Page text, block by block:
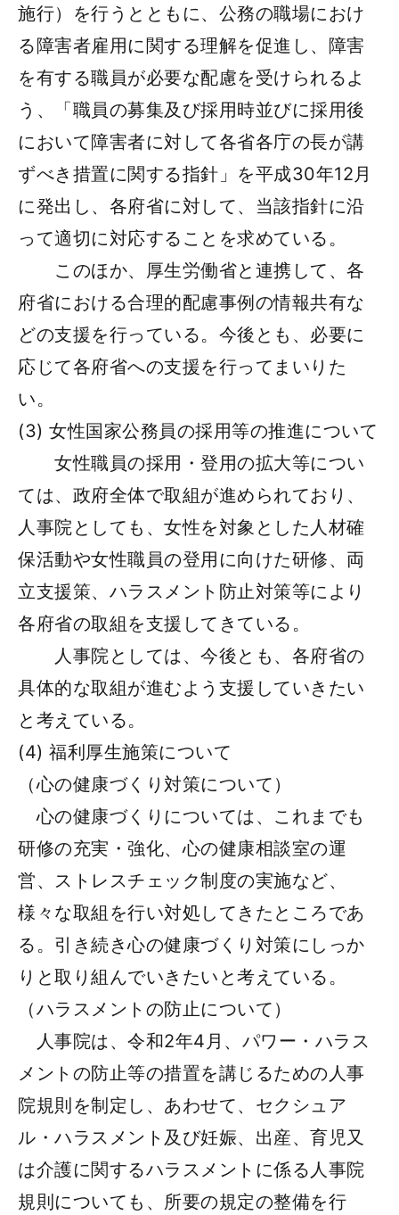
施行）を行うとともに、公務の職場におけ
る障害者雇用に関する理解を促進し、障害
を有する職員が必要な配慮を受けられるよ
う、「職員の募集及び採用時並びに採用後
において障害者に対して各省各庁の長が講
ずべき措置に関する指針」を平成30年12月
に発出し、各府省に対して、当該指針に沿
って適切に対応することを求めている。
このほか、厚生労働省と連携して、各
府省における合理的配慮事例の情報共有な
どの支援を行っている。今後とも、必要に
応じて各府省への支援を行ってまいりた
い。
(3) 女性国家公務員の採用等の推進について
女性職員の採用・登用の拡大等につい
ては、政府全体で取組が進められており、
人事院としても、女性を対象とした人材確
保活動や女性職員の登用に向けた研修、両
立支援策、ハラスメント防止対策等により
各府省の取組を支援してきている。
人事院としては、今後とも、各府省の
具体的な取組が進むよう支援していきたい
と考えている。
(4) 福利厚生施策について
（心の健康づくり対策について）
心の健康づくりについては、これまでも
研修の充実・強化、心の健康相談室の運
営、ストレスチェック制度の実施など、
様々な取組を行い対処してきたところであ
る。引き続き心の健康づくり対策にしっか
りと取り組んでいきたいと考えている。
（ハラスメントの防止について）
人事院は、令和2年4月、パワー・ハラス
メントの防止等の措置を講じるための人事
院規則を制定し、あわせて、セクシュア
ル・ハラスメント及び妊娠、出産、育児又
は介護に関するハラスメントに係る人事院
規則についても、所要の規定の整備を行